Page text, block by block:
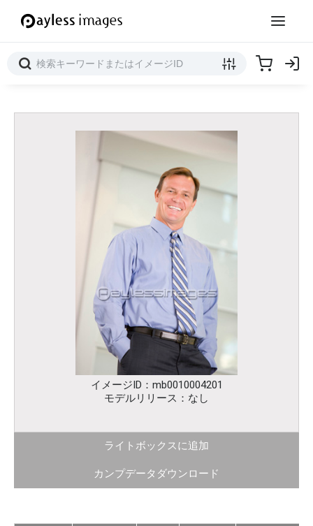
イメージID：mb0010004201
モデルリリース：なし
ライトボックスに追加
カンプデータダウンロード